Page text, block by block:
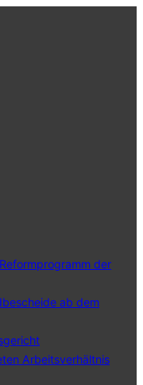
der
ab dem
Arbeitsverhältnis